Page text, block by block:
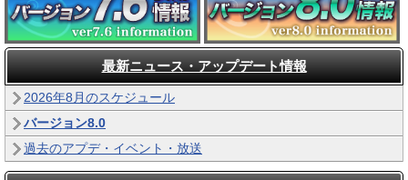
最新ニュース・アップデート情報
2026年8月のスケジュール
バージョン8.0
過去のアプデ・イベント・放送